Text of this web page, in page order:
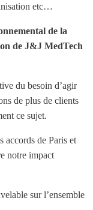
etc…
de la
de J&J MedTech
du besoin d’agir
de plus de clients
ce sujet.
accords de Paris et
notre impact
sur l’ensemble